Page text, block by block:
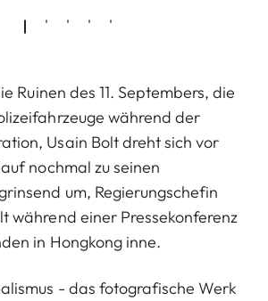
Ruinen des 11. Septembers, die
während der
Usain Bolt dreht sich vor
nochmal zu seinen
um, Regierungschefin
während einer Pressekonferenz
in Hongkong inne.
- das fotografische Werk